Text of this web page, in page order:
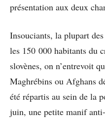
présentation aux deux
Insouciants, la plupart
les 150 000 habitants du
slovènes, on n’entrevoit
Maghrébins ou Afghans
été répartis au sein de la
juin, une petite manif